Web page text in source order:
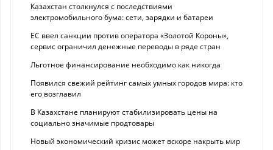
Казахстан столкнулся с последствиями
электромобильного бума: сети, зарядки и батареи
ЕС ввел санкции против оператора «Золотой Короны»,
сервис ограничил денежные переводы в ряде стран
Льготное финансирование необходимо как никогда
Появился свежий рейтинг самых умных городов мира: кто
его возглавил
В Казахстане планируют стабилизировать цены на
социально значимые продтовары
Новый экономический кризис может вскоре накрыть мир